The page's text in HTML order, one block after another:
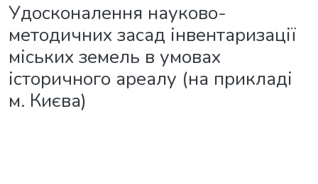
Удосконалення науково-
методичних засад інвентаризації
міських земель в умовах
історичного ареалу (на прикладі
м. Києва)